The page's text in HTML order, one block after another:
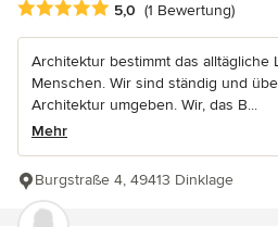
Durchschnittliche Bewertung: 5
5,0 (1 Bewertung)
Architektur bestimmt das alltägliche
Menschen. Wir sind ständig und
Architektur umgeben. Wir, das B...
Mehr
Burgstraße 4, 49413 Dinklage